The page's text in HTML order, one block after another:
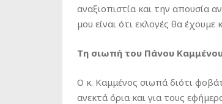
αναξιοπιστία και την απουσία
μου είναι ότι εκλογές θα
Τη σιωπή του Πάνου
Ο κ. Καμμένος σιωπά διότι
ανεκτά όρια και για τους